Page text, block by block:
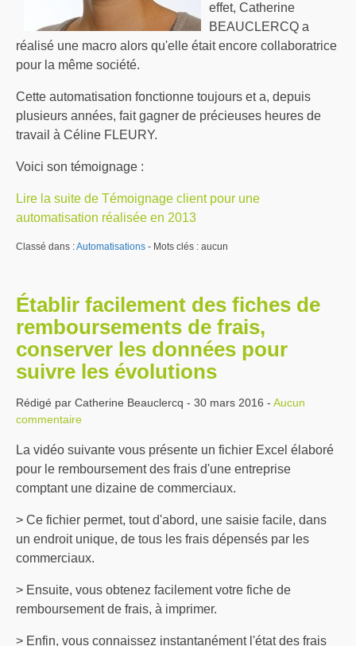
effet, Catherine
BEAUCLERCQ a
réalisé une macro alors qu'elle était encore collaboratrice
pour la même société.
Cette automatisation fonctionne toujours et a, depuis
plusieurs années, fait gagner de précieuses heures de
travail à Céline FLEURY.
Voici son témoignage :
Lire la suite de Témoignage client pour une
automatisation réalisée en 2013
Classé dans :Automatisations - Mots clés : aucun
Établir facilement des fiches de
remboursements de frais,
conserver les données pour
suivre les évolutions
Rédigé par Catherine Beauclercq - 30 mars 2016 - Aucun
commentaire
La vidéo suivante vous présente un fichier Excel élaboré
pour le remboursement des frais d'une entreprise
comptant une dizaine de commerciaux.
> Ce fichier permet, tout d'abord, une saisie facile, dans
un endroit unique, de tous les frais dépensés par les
commerciaux.
> Ensuite, vous obtenez facilement votre fiche de
remboursement de frais, à imprimer.
> Enfin, vous connaissez instantanément l'état des frais